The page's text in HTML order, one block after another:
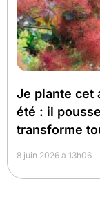
Je plante cet
été : il
transforme
8 juin 2026 à 13h06